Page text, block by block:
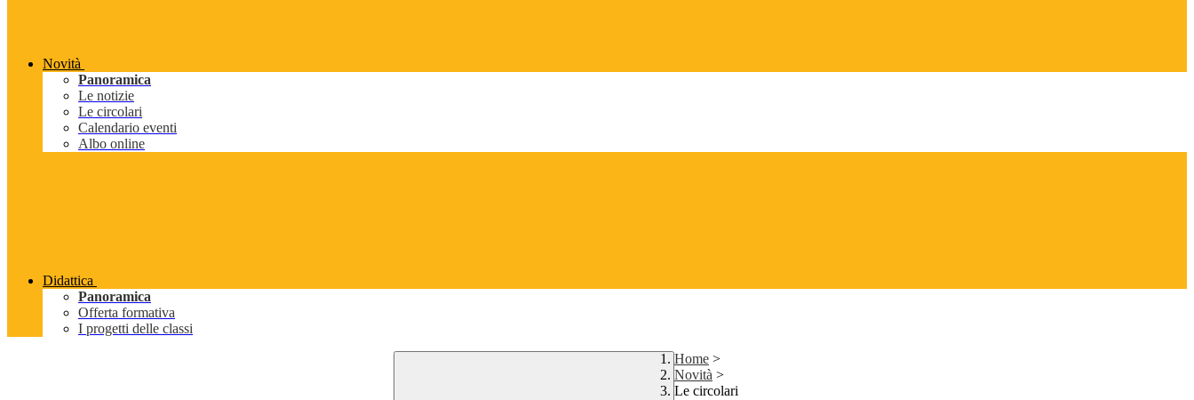
Novità
Panoramica
Le notizie
Le circolari
Calendario eventi
Albo online
Didattica
Panoramica
Offerta formativa
I progetti delle classi
Home >
Novità >
Le circolari